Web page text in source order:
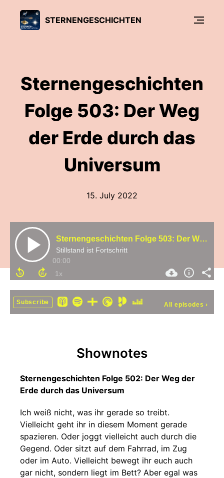
STERNENGESCHICHTEN
Sternengeschichten
Folge 503: Der Weg
der Erde durch das
Universum
15. July 2022
Sternengeschichten Folge 503: Der Weg der Erde durch das Universum
Stillstand ist Fortschritt
00:00
Subscribe All episodes ›
Shownotes
Sternengeschichten Folge 502: Der Weg der
Erde durch das Universum
Ich weiß nicht, was ihr gerade so treibt.
Vielleicht geht ihr in diesem Moment gerade
spazieren. Oder joggt vielleicht auch durch die
Gegend. Oder sitzt auf dem Fahrrad, im Zug
oder im Auto. Vielleicht bewegt ihr euch auch
gar nicht, sondern liegt im Bett? Aber egal was